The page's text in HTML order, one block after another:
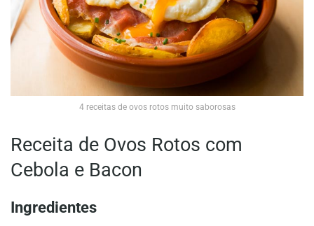
4 receitas de ovos rotos muito saborosas
Receita de Ovos Rotos com
Cebola e Bacon
Ingredientes